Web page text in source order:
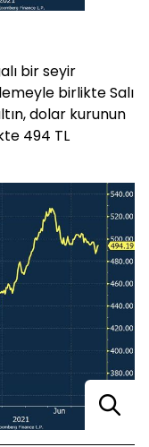
bir seyir
birlikte Salı
dolar kurunun
494 TL